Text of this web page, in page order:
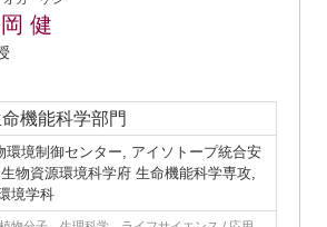
健
機能科学部門
環境制御センター, アイソトープ統合安
物資源環境科学府 生命機能科学専攻,
境学科